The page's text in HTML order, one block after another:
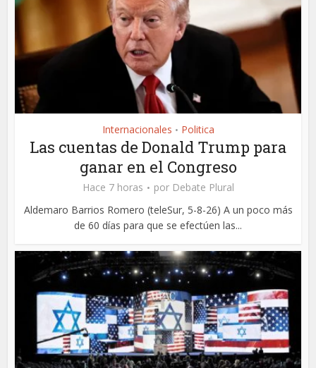
Internacionales • Politica
Las cuentas de Donald Trump para
ganar en el Congreso
Hace 7 horas por Debate Plural
Aldemaro Barrios Romero (teleSur, 5-8-26) A un poco más
de 60 días para que se efectúen las...